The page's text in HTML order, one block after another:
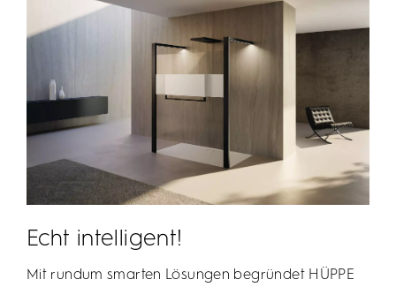
Echt intelligent!
Mit rundum smarten Lösungen begründet HÜPPE